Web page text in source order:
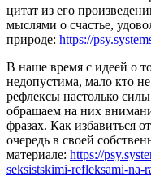
цитат из его
мыслями о счастье,
природе: https://
В наше время с идеей о
недопустима, мало кто
рефлексы настолько
обращаем на них
фразах. Как избавиться
очередь в своей
материале: https://
seksistskimi-refleksami-na-